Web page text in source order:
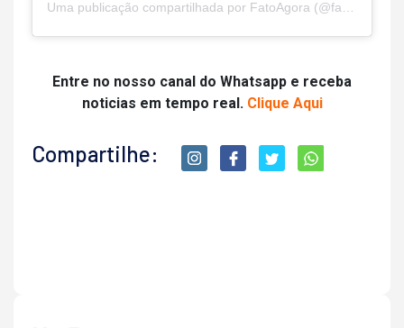
Uma publicação compartilhada por FatoAgora (@fatoagoraoficial)
Entre no nosso canal do Whatsapp e receba
noticias em tempo real. Clique Aqui
Compartilhe: